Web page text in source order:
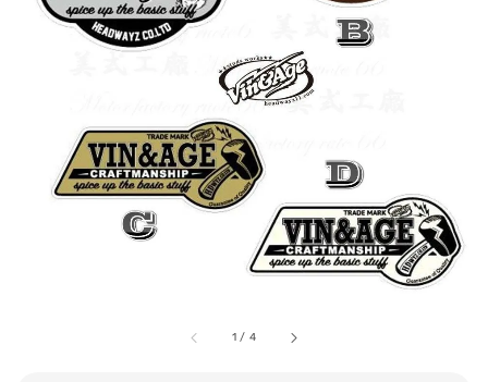
1 / 4